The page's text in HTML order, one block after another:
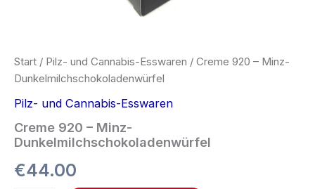
Start / Pilz- und Cannabis-Esswaren / Creme 920 – Minz-
Dunkelmilchschokoladenwürfel
Pilz- und Cannabis-Esswaren
Creme 920 – Minz-
Dunkelmilchschokoladenwürfel
€44.00